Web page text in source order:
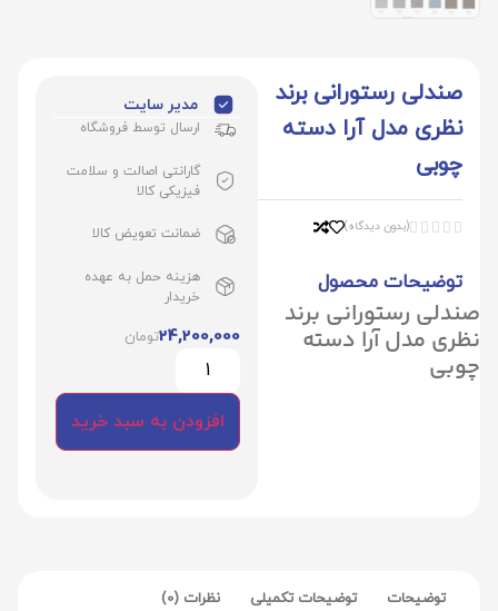
صندلی رستورانی برند
نظری مدل آرا دسته
چوبی




(بدون دیدگاه)
توضیحات محصول
صندلی رستورانی برند
نظری مدل آرا دسته
چوبی
مدیر سایت
ارسال توسط فروشگاه
گارانتی اصالت و سلامت
فیزیکی کالا
ضمانت تعویض کالا
هزینه حمل به عهده
خریدار
24,200,000تومان
افزودن به سبد خرید
توضیحات توضیحات تکمیلی نظرات (0)